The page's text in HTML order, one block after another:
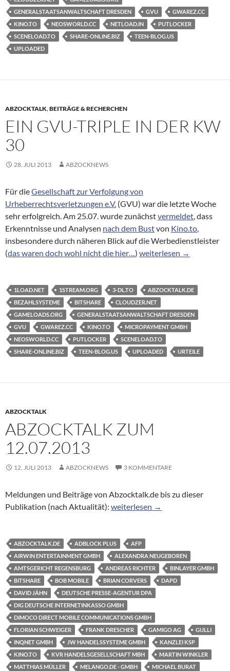
GENERALSTAATSANWALTSCHAFT DRESDEN
GVU
GWAREZ.CC
KINO.TO
NEOSWORLD.CC NETLOAD.IN
PUTLOCKER
SCENELOAD.TO
SHARE-ONLINE.BIZ
TEEN-BLOG.US
UPLOADED
ABZOCKTALK,BEITRÄGE & RECHERCHEN
EIN GVU-TRIPLE IN DER KW
30
28. JULI 2013 ABZOCKNEWS
Für dieGesellschaft zur Verfolgung von
Urheberrechtsverletzungen e.V. (GVU) war die letzte Woche
sehr erfolgreich. Am 25.07. wurde zunächstvermeldet, dass
Erkenntnisse und Analysen nach dem Bustvon Kino.to,
insbesondere durch näheren Blick auf die Werbedienstleister
(das waren doch wohl nicht die hier…) Ein GVU-Triple in der
weiterlesen →
1LOAD.NET 1STREAM.ORG 3-DL.TO
ABZOCKTALK.DE
BEZAHLSYSTEME
BITSHARE
CLOUDZER.NET
GAMELOADS.ORG
GENERALSTAATSANWALTSCHAFT DRESDEN
GVU
GWAREZ.CC KINO.TO
MICROPAYMENT GMBH
NEOSWORLD.CC
PUTLOCKER
SCENELOAD.TO
SHARE-ONLINE.BIZ
TEEN-BLOG.US UPLOADED URTEILE
ABZOCKTALK
ABZOCKTALK ZUM
12.07.2013
12. JULI 2013 ABZOCKNEWS 3 KOMMENTARE
Meldungen und Beiträge von Abzocktalk.de bis zu dieser
Publikation (nach Aktualität): Abzocktalk zum 12.07.2013
weiterlesen →
ABZOCKTALK.DE ADBLOCK PLUS
AFP
AIRWIN ENTERTAINMENT GMBH
ALEXANDRA NEUGEBOREN
AMTSGERICHT REGENSBURG
ANDREAS RICHTER
BINLAYER GMBH
BITSHARE
BOB MOBILE BRIAN CORVERS
DAPD
DAVID JÄHN
DEUTSCHE PRESSE-AGENTUR DPA
DIG DEUTSCHE INTERNETINKASSO GMBH
DIMOCO DIRECT MOBILE COMMUNICATIONS GMBH
FLORIAN SCHWEIGER
FRANK DRESCHER GAMIGO AG
GULLI
INQNET GMBH
JW HANDELSSYSTEME GMBH
KANZLEI KSP
KINO.TO
KVR HANDELSGESELLSCHAFT MBH
MARTIN WINKLER
MATTHIAS MÜLLER
MELANGO.DE - GMBH
MICHAEL BURAT